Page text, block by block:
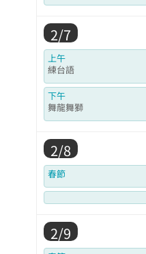
2/7
上午
練台語
下午
舞龍舞獅
2/8
春節
2/9